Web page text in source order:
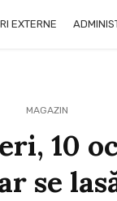
EXTERNE
MAGAZIN
10
se